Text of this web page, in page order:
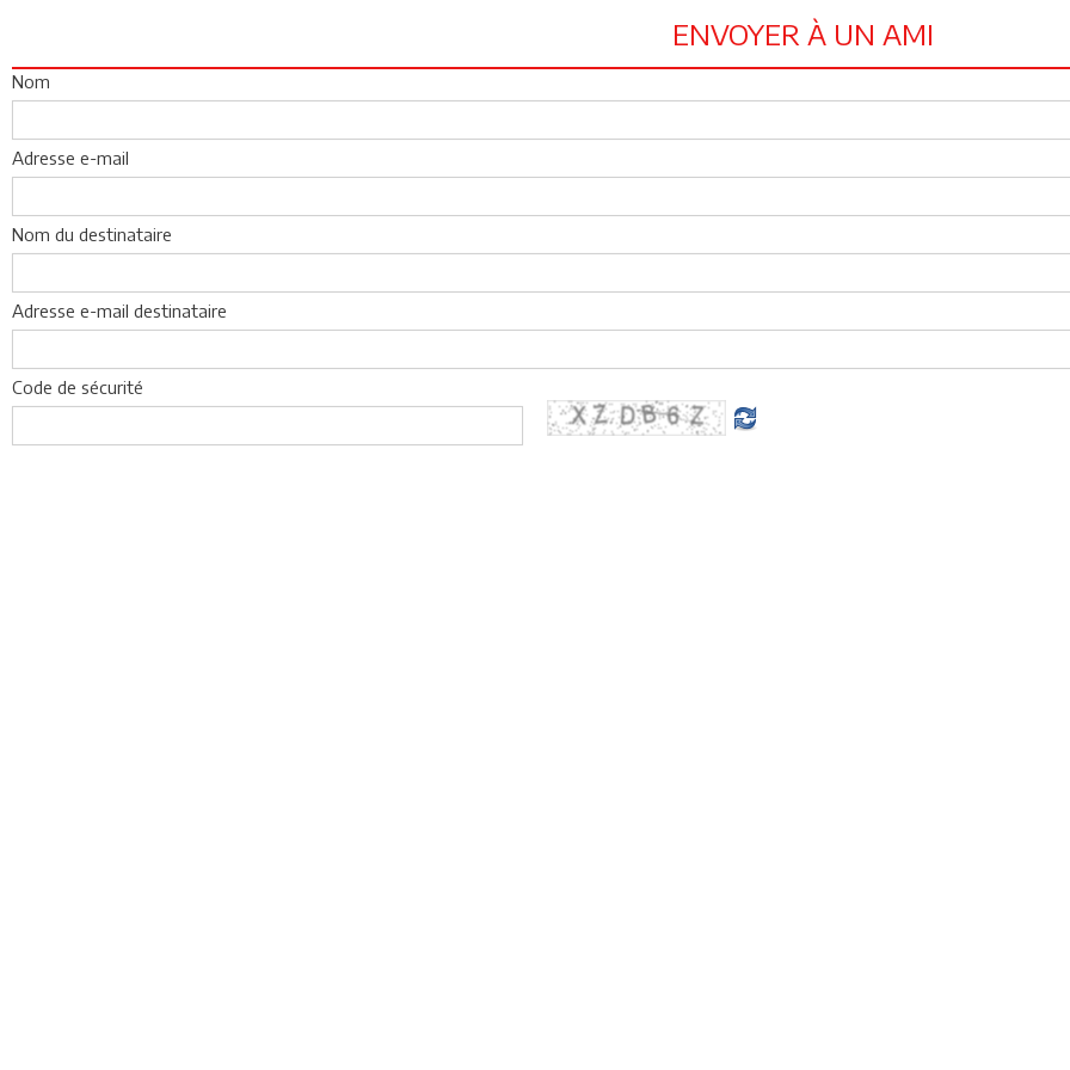
ENVOYER À UN AMI
Nom
Adresse e-mail
Nom du destinataire
Adresse e-mail destinataire
Code de sécurité